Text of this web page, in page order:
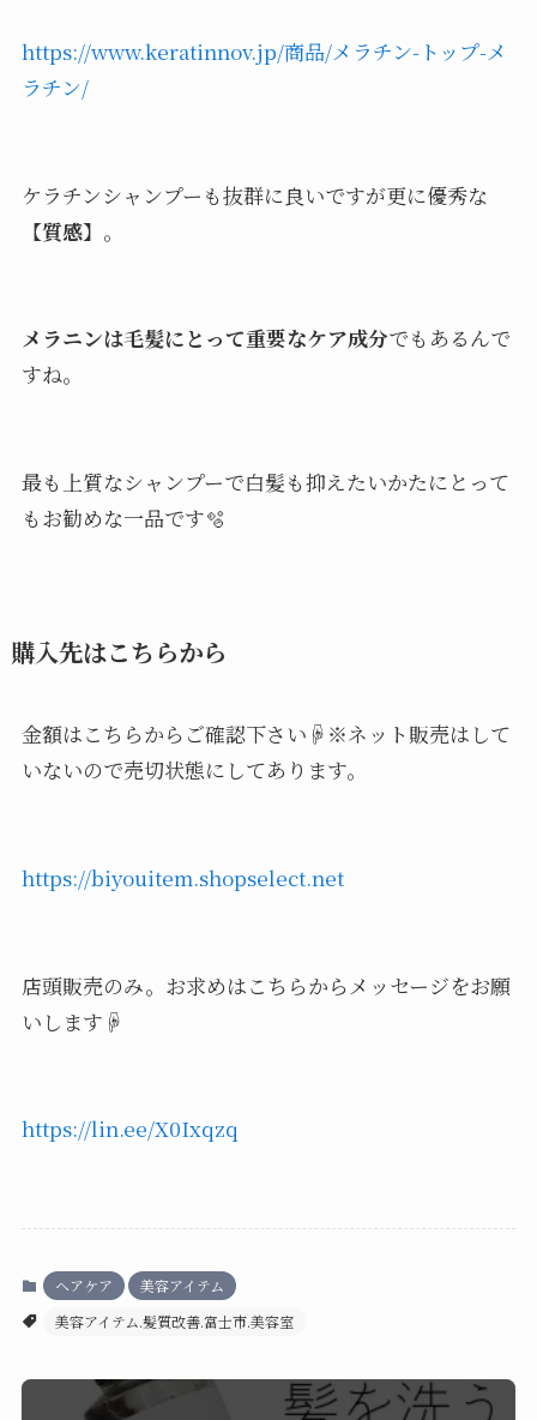
https://www.keratinnov.jp/商品/メラチン-トップ-メ
ラチン/
ケラチンシャンプーも抜群に良いですが更に優秀な
【質感】。
メラニンは毛髪にとって重要なケア成分でもあるんで
すね。
最も上質なシャンプーで白髪も抑えたいかたにとって
もお勧めな一品です🫧
購入先はこちらから
金額はこちらからご確認下さい☟※ネット販売はして
いないので売切状態にしてあります。
https://biyouitem.shopselect.net
店頭販売のみ。お求めはこちらからメッセージをお願
いします☟
https://lin.ee/X0Ixqzq
ヘアケア
美容アイテム
美容アイテム.髪質改善.富士市.美容室